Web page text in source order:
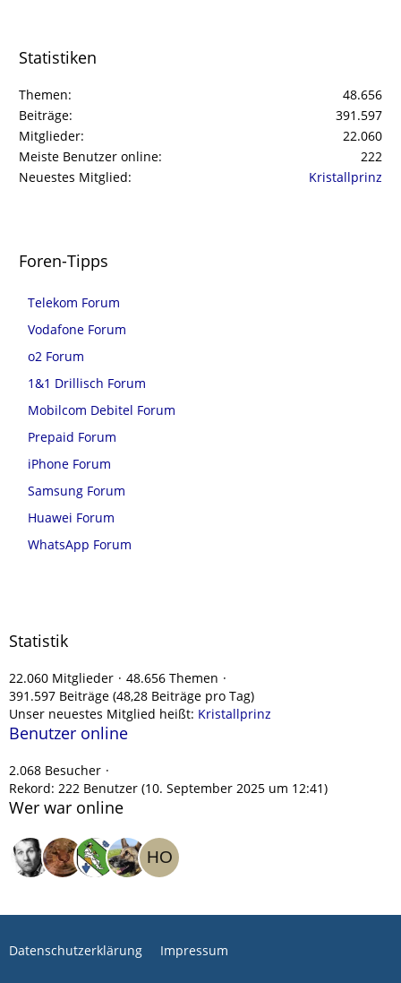
Statistiken
Themen
48.656
Beiträge
391.597
Mitglieder
22.060
Meiste Benutzer online
222
Neuestes Mitglied
Kristallprinz
Foren-Tipps
Telekom Forum
Vodafone Forum
o2 Forum
1&1 Drillisch Forum
Mobilcom Debitel Forum
Prepaid Forum
iPhone Forum
Samsung Forum
Huawei Forum
WhatsApp Forum
Statistik
22.060 Mitglieder
48.656 Themen
391.597 Beiträge (48,28 Beiträge pro Tag)
Unser neuestes Mitglied heißt: Kristallprinz
Benutzer online
2.068 Besucher
Rekord: 222 Benutzer (10. September 2025 um 12:41)
Wer war online
Datenschutzerklärung Impressum